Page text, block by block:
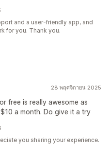
and a user-friendly app, and
for you. Thank you.
28 พฤศจิกายน 2025
free is really awesome as
a month. Do give it a try
you sharing your experience.